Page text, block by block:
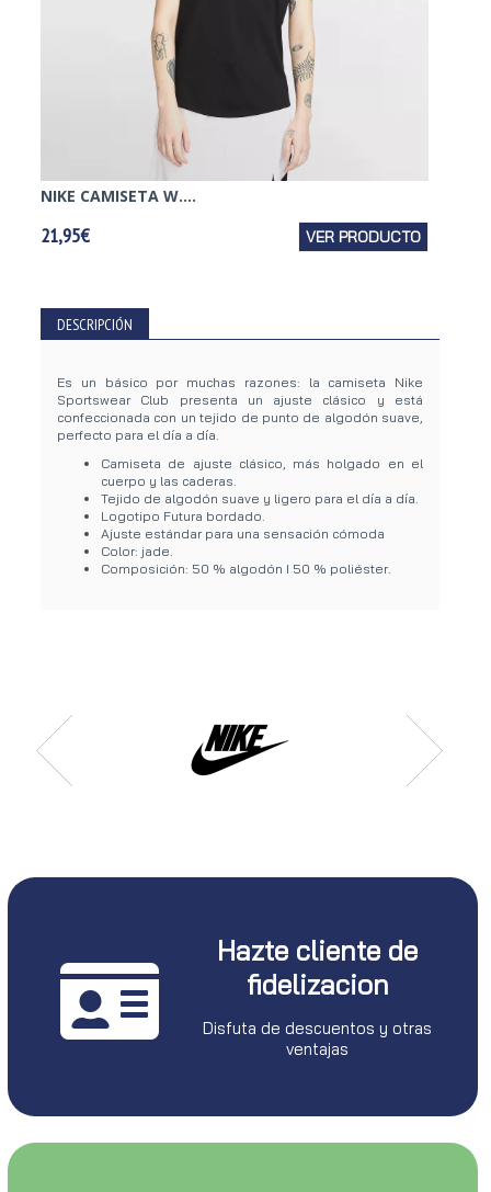
NIKE CAMISETA W....
21,95€ VER PRODUCTO
DESCRIPCIÓN
Es un básico por muchas razones: la camiseta Nike
Sportswear Club presenta un ajuste clásico y está
confeccionada con un tejido de punto de algodón suave,
perfecto para el día a día.
Camiseta de ajuste clásico, más holgado en el
cuerpo y las caderas.
Tejido de algodón suave y ligero para el día a día.
Logotipo Futura bordado.
Ajuste estándar para una sensación cómoda
Color: jade.
Composición: 50 % algodón I 50 % poliéster.
Hazte cliente de
fidelizacion
Disfuta de descuentos y otras
ventajas